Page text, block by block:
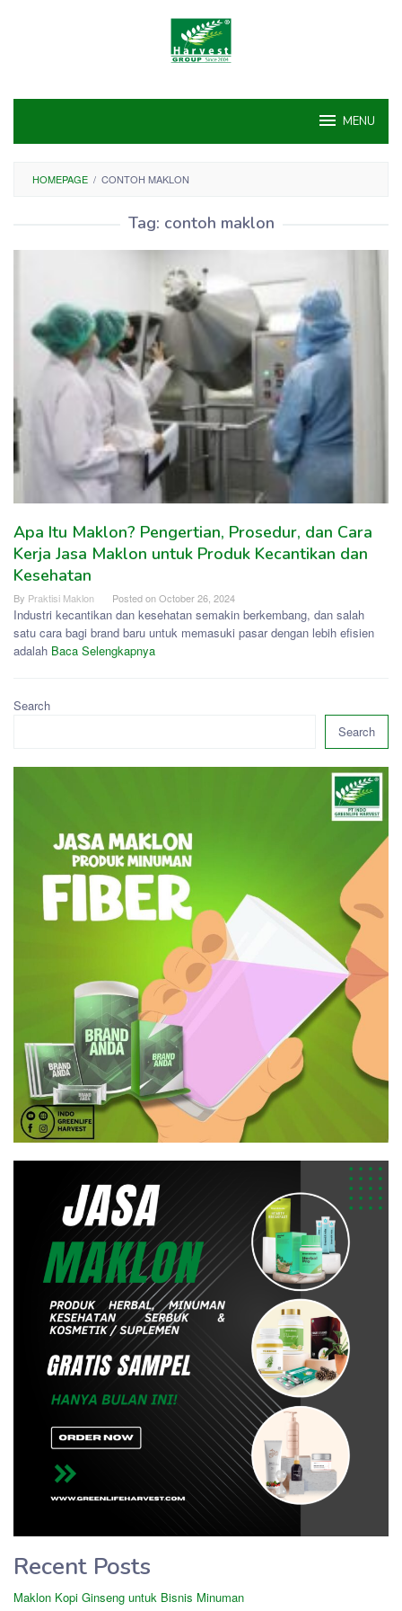
MENU
HOMEPAGE / CONTOH MAKLON
Tag: contoh maklon
Apa Itu Maklon? Pengertian, Prosedur, dan Cara
Kerja Jasa Maklon untuk Produk Kecantikan dan
Kesehatan
By Praktisi Maklon Posted onOctober 26, 2024
Industri kecantikan dan kesehatan semakin berkembang, dan salah
satu cara bagi brand baru untuk memasuki pasar dengan lebih efisien
adalah Baca Selengkapnya
Search
Search
Recent Posts
Maklon Kopi Ginseng untuk Bisnis Minuman